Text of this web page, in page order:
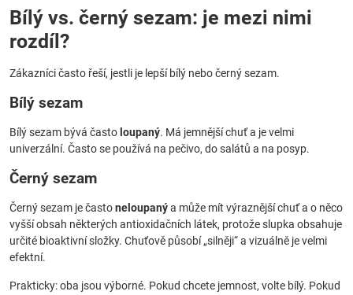
Bílý vs. černý sezam: je mezi nimi
rozdíl?
Zákazníci často řeší, jestli je lepší bílý nebo černý sezam.
Bílý sezam
Bílý sezam bývá často loupaný. Má jemnější chuť a je velmi
univerzální. Často se používá na pečivo, do salátů a na posyp.
Černý sezam
Černý sezam je častoneloupanýa může mít výraznější chuť a o něco
vyšší obsah některých antioxidačních látek, protože slupka obsahuje
určité bioaktivní složky. Chuťově působí „silněji“ a vizuálně je velmi
efektní.
Prakticky: oba jsou výborné. Pokud chcete jemnost, volte bílý. Pokud